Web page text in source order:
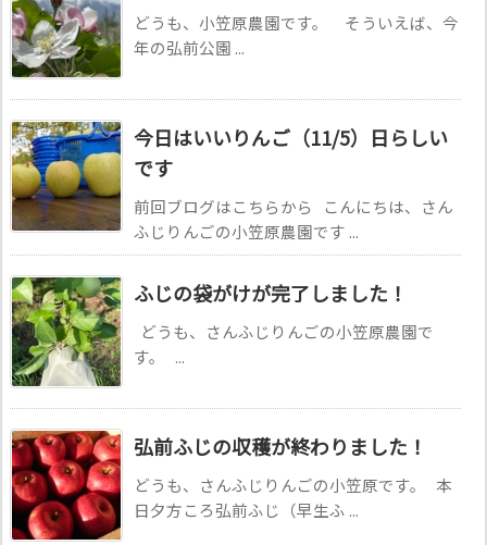
どうも、小笠原農園です。 そういえば、今
年の弘前公園 ...
今日はいいりんご（11/5）日らしい
です
前回ブログはこちらから こんにちは、さん
ふじりんごの小笠原農園です ...
ふじの袋がけが完了しました！
どうも、さんふじりんごの小笠原農園で
す。 ...
弘前ふじの収穫が終わりました！
どうも、さんふじりんごの小笠原です。 本
日夕方ころ弘前ふじ（早生ふ ...